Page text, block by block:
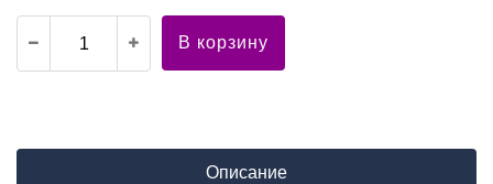
В корзину
Описание